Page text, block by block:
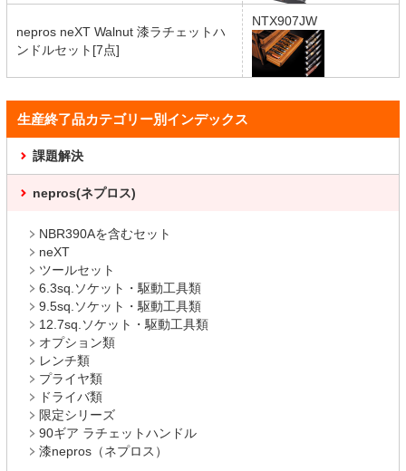
nepros neXT Walnut 漆ラチェットハ
ンドルセット[7点]
NTX907JW
生産終了品カテゴリー別インデックス
課題解決
nepros(ネプロス)
NBR390Aを含むセット
neXT
ツールセット
6.3sq.ソケット・駆動工具類
9.5sq.ソケット・駆動工具類
12.7sq.ソケット・駆動工具類
オプション類
レンチ類
プライヤ類
ドライバ類
限定シリーズ
90ギア ラチェットハンドル
漆nepros（ネプロス）